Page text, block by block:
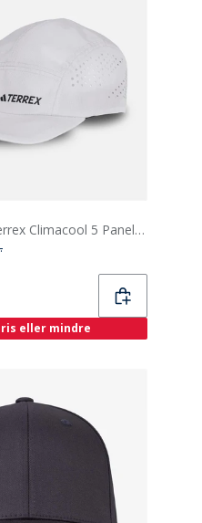
adidas Herre Terrex Climacool 5 Panel Ensfarvet Kasket Dash Grey/Sort
eller mindre